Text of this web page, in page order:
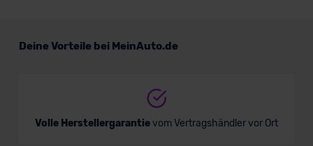
Deine Vorteile bei MeinAuto.de
Volle Herstellergarantievom Vertragshändler vor Ort